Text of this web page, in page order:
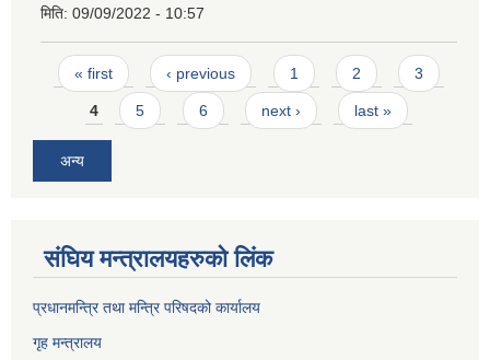
मिति: 09/09/2022 - 10:57
Pages
« first ‹ previous 1 2 3
4 5 6 next › last »
अन्य
संघिय मन्त्र‍ालयहरुको लिंक
प्रधानमन्त्रि तथा मन्त्रि परिषदको कार्यालय
गृह मन्त्रालय